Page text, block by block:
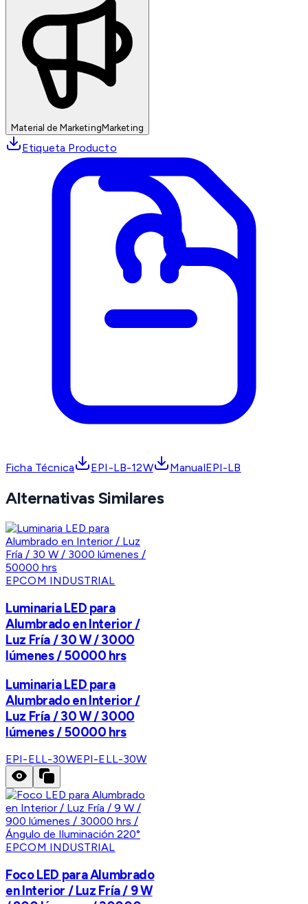
Material de MarketingMarketing
Etiqueta Producto
Ficha Técnica EPI-LB-12W ManualEPI-LB
Alternativas Similares
EPCOM INDUSTRIAL
Luminaria LED para
Alumbrado en Interior /
Luz Fría / 30 W / 3000
lúmenes / 50000 hrs
Luminaria LED para
Alumbrado en Interior /
Luz Fría / 30 W / 3000
lúmenes / 50000 hrs
EPI-ELL-30WEPI-ELL-30W
EPCOM INDUSTRIAL
Foco LED para Alumbrado
en Interior / Luz Fría / 9 W